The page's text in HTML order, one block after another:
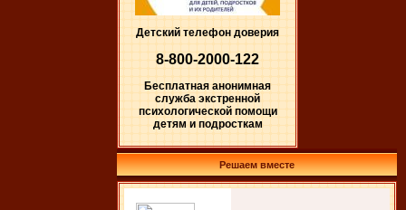
Детский телефон доверия
8-800-2000-122
Бесплатная анонимная
служба экстренной
психологической помощи
детям и подросткам
Решаем вместе